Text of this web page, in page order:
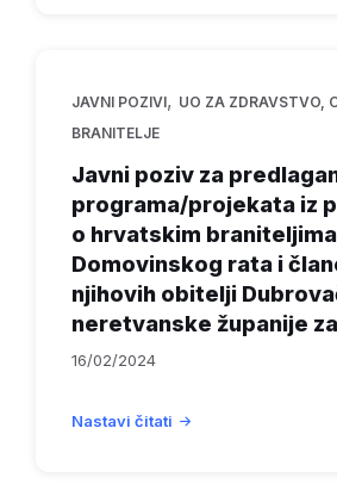
JAVNI POZIVI, UO ZA ZDRAVSTVO,
BRANITELJE
Javni poziv za
programa/projekata iz
o hrvatskim
Domovinskog rata i
njihovih obitelji
neretvanske županije
16/02/2024
Nastavi čitati